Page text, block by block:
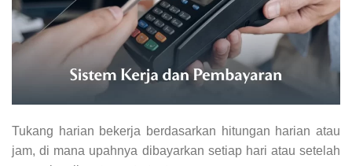
Tukang harian bekerja berdasarkan hitungan harian atau
jam, di mana upahnya dibayarkan setiap hari atau setelah